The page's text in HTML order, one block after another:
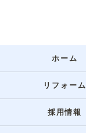
ホーム
リフォーム
採用情報